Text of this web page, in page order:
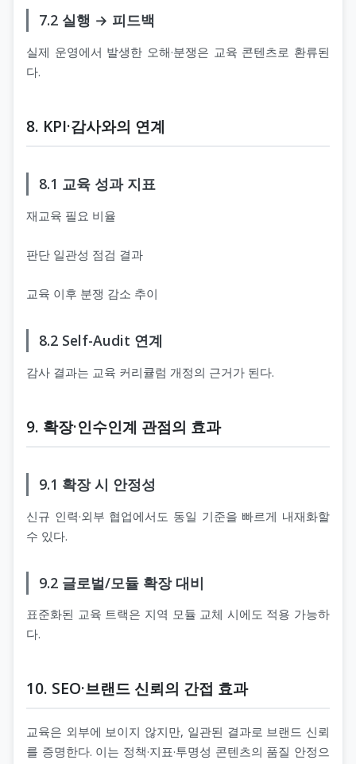
7.2 실행 → 피드백
실제 운영에서 발생한 오해·분쟁은 교육 콘텐츠로 환류된
다.
8. KPI·감사와의 연계
8.1 교육 성과 지표
재교육 필요 비율
판단 일관성 점검 결과
교육 이후 분쟁 감소 추이
8.2 Self-Audit 연계
감사 결과는 교육 커리큘럼 개정의 근거가 된다.
9. 확장·인수인계 관점의 효과
9.1 확장 시 안정성
신규 인력·외부 협업에서도 동일 기준을 빠르게 내재화할
수 있다.
9.2 글로벌/모듈 확장 대비
표준화된 교육 트랙은 지역 모듈 교체 시에도 적용 가능하
다.
10. SEO·브랜드 신뢰의 간접 효과
교육은 외부에 보이지 않지만, 일관된 결과로 브랜드 신뢰
를 증명한다. 이는 정책·지표·투명성 콘텐츠의 품질 안정으